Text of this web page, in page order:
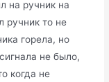
на ручник на
ручник то не
горела, но
не было,
когда не